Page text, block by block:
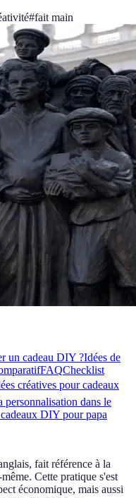
#fait main
un cadeau DIY ?Idées de
FAQChecklist
créatives pour cadeaux
dans le
DIY pour papa
fait référence à la
Cette pratique s'est
économique, mais aussi